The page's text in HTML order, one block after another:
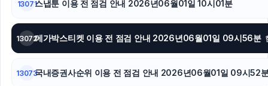
13071스냅툰 이용 전 점검 안내 2026년06월01일 10시01분
13072메가박스티켓 이용 전 점검 안내 2026년06월01일 09시56분
13073국내증권사순위 이용 전 점검 안내 2026년06월01일 09시52